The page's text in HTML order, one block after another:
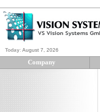
Today: August 7, 2026
Company